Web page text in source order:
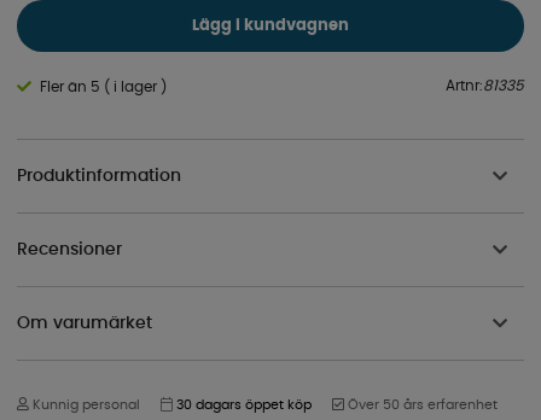
Lägg i kundvagnen
Fler än 5 ( i lager ) Artnr:81335
Produktinformation
Recensioner
Om varumärket
Kunnig personal 30 dagars öppet köp Över 50 års erfarenhet